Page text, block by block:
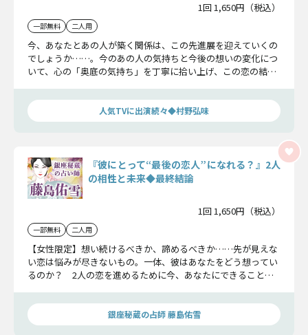
1回 1,650円（税込）
一部無料 二人用
今、あなたとあの人が築く関係は、この先進展を迎えていくの
でしょうか……。今のあの人の気持ちと今後の想いの変化につ
いて、心の「奥底の気持ち」を丁寧に拾い上げ、この恋の結論
人気TVに出演続々◆村野弘味
『彼にとって“最後の恋人”になれる？』2人
の相性と未来◆最終結論
1回 1,650円（税込）
一部無料 二人用
【女性限定】想い続けるべきか、諦めるべきか……先が見えな
い恋は悩みが尽きないもの。一体、彼はあなたをどう想ってい
るのか？ 2人の恋を進めるために今、あなたにできること
銀座秘蔵の占師 藤島佑雪